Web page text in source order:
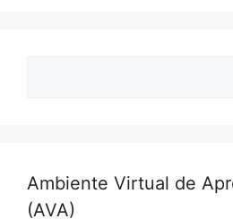
Ambiente Virtual de
(AVA)